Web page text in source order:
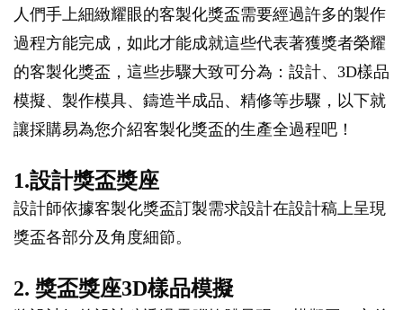
人們手上細緻耀眼的客製化獎盃需要經過許多的製作
過程方能完成，如此才能成就這些代表著獲獎者榮耀
的客製化獎盃，這些步驟大致可分為：設計、3D樣品
模擬、製作模具、鑄造半成品、精修等步驟，以下就
讓採購易為您介紹客製化獎盃的生產全過程吧！
1.設計獎盃獎座
設計師依據客製化獎盃訂製需求設計在設計稿上呈現
獎盃各部分及角度細節。
2. 獎盃獎座3D樣品模擬